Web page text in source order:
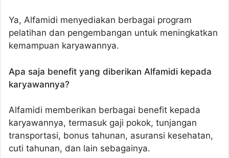
Ya, Alfamidi menyediakan berbagai program
pelatihan dan pengembangan untuk meningkatkan
kemampuan karyawannya.
Apa saja benefit yang diberikan Alfamidi kepada
karyawannya?
Alfamidi memberikan berbagai benefit kepada
karyawannya, termasuk gaji pokok, tunjangan
transportasi, bonus tahunan, asuransi kesehatan,
cuti tahunan, dan lain sebagainya.